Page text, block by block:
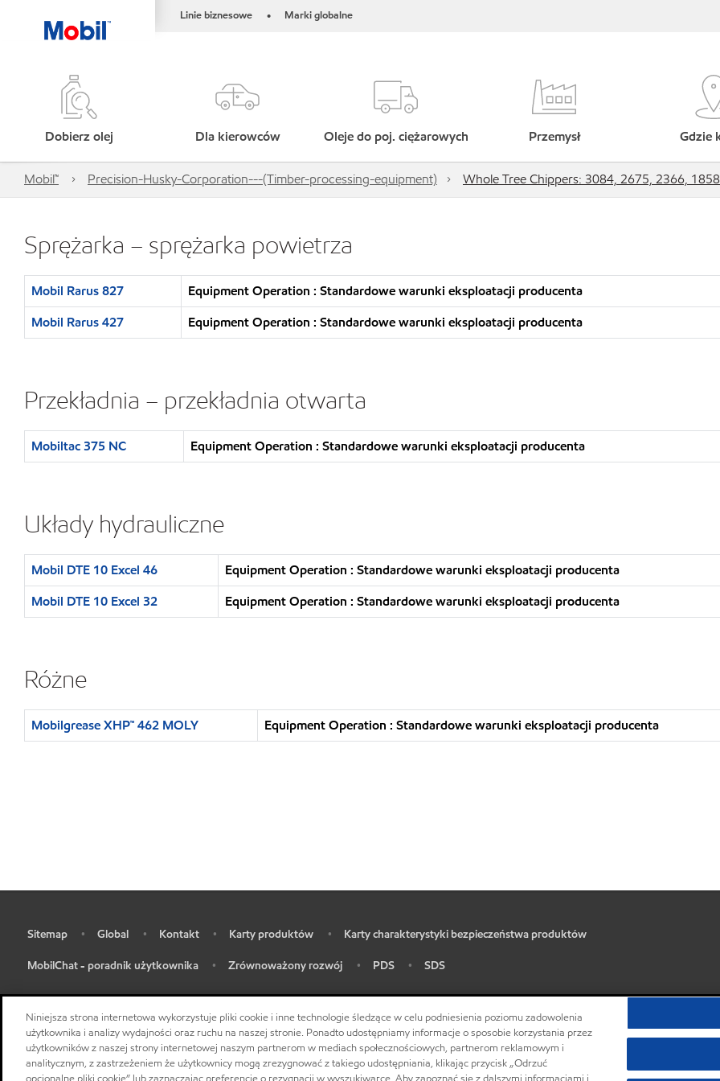
Linie biznesowe • Marki globalne
Dobierz olej Dla kierowców Oleje do poj. ciężarowych Przemysł Gdzie
Mobil™ Precision-Husky-Corporation---(Timber-processing-equipment) Whole Tree Chippers: 3084, 2675, 2366, 1858
Sprężarka – sprężarka powietrza
Mobil Rarus 827
Equipment Operation : Standardowe warunki eksploatacji producenta
Mobil Rarus 427
Equipment Operation : Standardowe warunki eksploatacji producenta
Przekładnia – przekładnia otwarta
Mobiltac 375 NC Equipment Operation : Standardowe warunki eksploatacji producenta
Układy hydrauliczne
Mobil DTE 10 Excel 46
Equipment Operation : Standardowe warunki eksploatacji producenta
Mobil DTE 10 Excel 32
Equipment Operation : Standardowe warunki eksploatacji producenta
Różne
Mobilgrease XHP™ 462 MOLY Equipment Operation : Standardowe warunki eksploatacji producenta
Sitemap • Global • Kontakt • Karty produktów • Karty charakterystyki bezpieczeństwa produktów
MobilChat - poradnik użytkownika • Zrównoważony rozwój • PDS • SDS
• Centrum prywatności (Nie sprzedawaj ani nie udostępniaj
Niniejsza strona internetowa wykorzystuje pliki cookie i inne technologie śledzące w celu podniesienia poziomu zadowolenia
użytkownika i analizy wydajności oraz ruchu na naszej stronie. Ponadto udostępniamy informacje o sposobie korzystania przez
użytkowników z naszej strony internetowej naszym partnerom w mediach społecznościowych, partnerom reklamowym i
analitycznym, z zastrzeżeniem że użytkownicy mogą zrezygnować z takiego udostępniania, klikając przycisk „Odrzuć